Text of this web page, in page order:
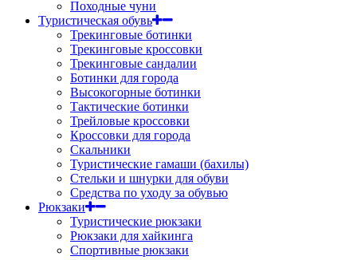
Походные чуни
Туристическая обувь
Трекинговые ботинки
Трекинговые кроссовки
Трекинговые сандалии
Ботинки для города
Высокогорные ботинки
Тактические ботинки
Трейловые кроссовки
Кроссовки для города
Скальники
Туристические гамаши (бахилы)
Стельки и шнурки для обуви
Средства по уходу за обувью
Рюкзаки
Туристические рюкзаки
Рюкзаки для хайкинга
Спортивные рюкзаки